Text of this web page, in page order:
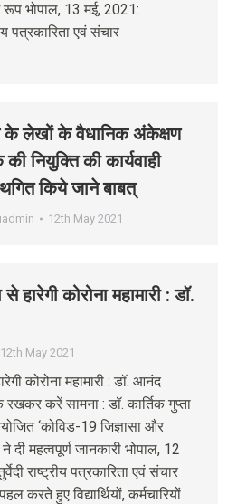
रूप भोपाल, 13 मई, 2021:
पत्रकारिता एवं संचार
के लेखों के वैधानिक अंकेक्षण
नियुक्ति की कार्यवाही
किये जाने बाबत्
12th May 2021
हारेगी कोरोना महामारी : डॉ.
12th May 2021
कोरोना महामारी : डॉ. आनंद
करें सामना : डॉ. कार्तिक गुप्ता
‘कोविड-19 जिज्ञासा और
दी महत्वपूर्ण जानकारी भोपाल, 12
राष्ट्रीय पत्रकारिता एवं संचार
करते हुए विद्यार्थियों, कर्मचारियों